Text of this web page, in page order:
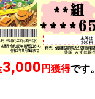
3,000 円獲得です。